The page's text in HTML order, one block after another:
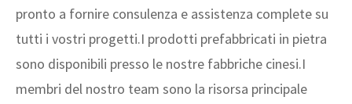
pronto a fornire consulenza e assistenza complete su
tutti i vostri progetti.I prodotti prefabbricati in pietra
sono disponibili presso le nostre fabbriche cinesi.I
membri del nostro team sono la risorsa principale